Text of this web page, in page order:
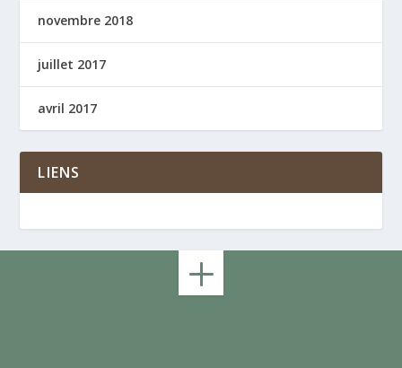
novembre 2018
juillet 2017
avril 2017
LIENS